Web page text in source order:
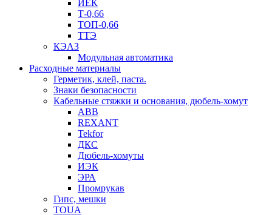
ИЕК
Т-0,66
ТОП-0,66
ТТЭ
КЭАЗ
Модульная автоматика
Расходные материалы
Герметик, клей, паста.
Знаки безопасности
Кабельные стяжки и основания, дюбель-хомут
ABB
REXANT
Tekfor
ДКС
Дюбель-хомуты
ИЭК
ЭРА
Промрукав
Гипс, мешки
TOUA